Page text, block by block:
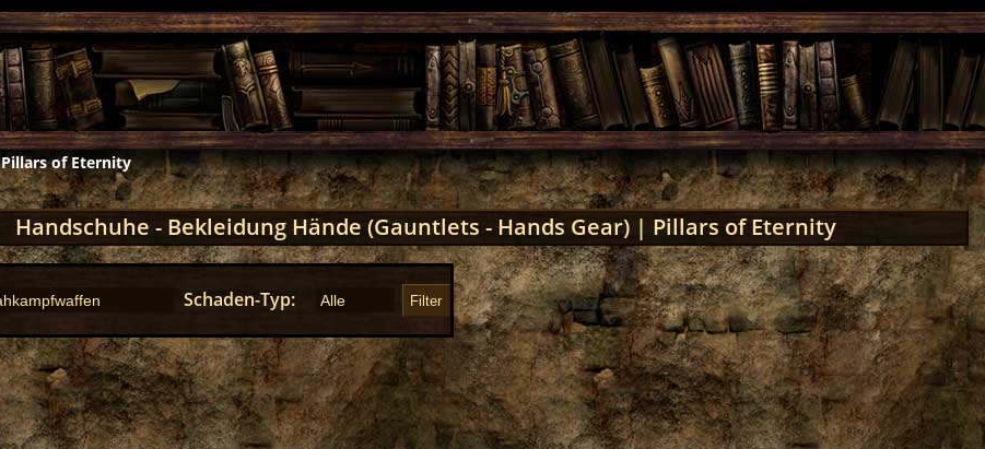
Pillars of Eternity
Handschuhe - Bekleidung Hände (Gauntlets - Hands Gear) | Pillars of Eternity
Schaden-Typ Filter